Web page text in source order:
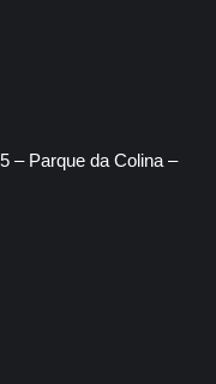
– Parque da Colina –